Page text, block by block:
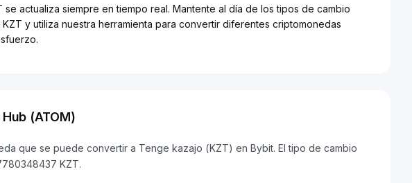
actualiza siempre en tiempo real. Mantente al día de los tipos de cambio
y utiliza nuestra herramienta para convertir diferentes criptomonedas
(ATOM)
que se puede convertir a Tenge kazajo (KZT) en Bybit. El tipo de cambio
KZT.